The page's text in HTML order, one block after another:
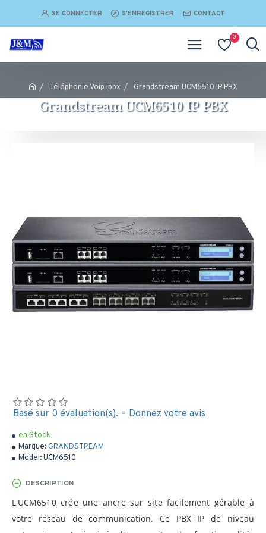
SE CONNECTER S'ENREGISTRER CONTACT
0
Téléphonie Voip ipbx Grandstream UCM6510 IP PBX
Grandstream UCM6510 IP PBX
en Stock
Marque:GRANDSTREAM
Model:UCM6510
Basé sur 0 évaluation(s). - Donnez votre avis
DESCRIPTION
L'UCM6510 crée une ancre sur site facilement gérable à
votre réseau de communication. Ce PBX IP de niveau